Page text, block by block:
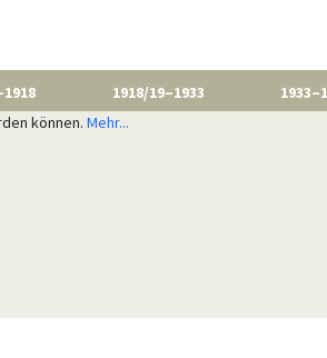
1918/19–1933
können. Mehr...